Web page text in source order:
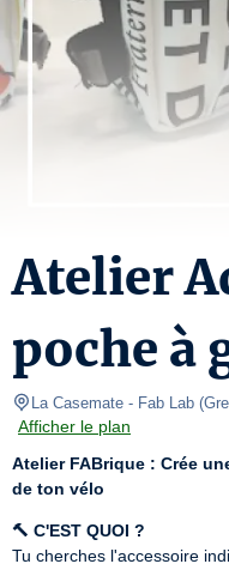
Atelier
poche à
La Casemate - Fab Lab (
Afficher le plan
Atelier FABrique : Crée
de ton vélo
🔨 C'EST QUOI ?
Tu cherches l'accessoire